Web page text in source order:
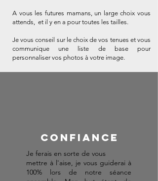
A vous les futures mamans, un large choix vous
attends, et il y en a pour toutes les tailles.
Je vous conseil sur le choix de vos tenues et vous
communique une liste de base pour
personnaliser vos photos à votre image.
confiance
Je ferais en sorte de vous
mettre à l'aise, je vous guiderai à
100% lors de notre séance